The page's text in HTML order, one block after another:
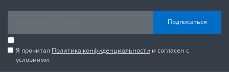
Подписаться
Я прочитал Политика конфиденциальности и согласен с
условиями